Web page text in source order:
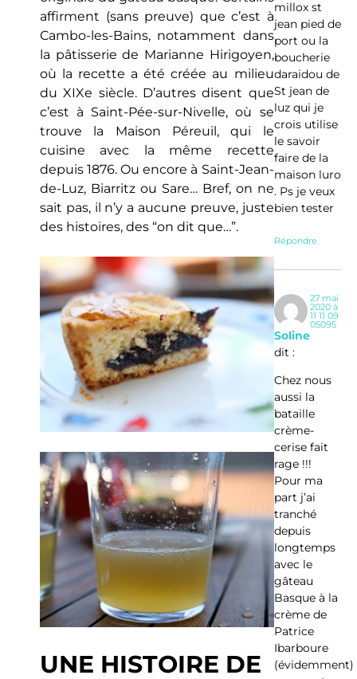
affirment (sans preuve) que c’est à
Cambo-les-Bains, notamment dans
la pâtisserie de Marianne Hirigoyen,
où la recette a été créée au milieu
du XIXe siècle. D’autres disent que
c’est à Saint-Pée-sur-Nivelle, où se
trouve la Maison Péreuil, qui le
cuisine avec la même recette
depuis 1876. Ou encore à Saint-Jean-
de-Luz, Biarritz ou Sare… Bref, on ne
sait pas, il n’y a aucune preuve, juste
des histoires, des “on dit que…”.
UNE HISTOIRE DE
millox st
jean pied de
port ou la
boucherie
daraidou de
St jean de
luz qui je
crois utilise
le savoir
faire de la
maison luro
. Ps je veux
bien tester
Répondre
Soline
dit :
27 mai
2020 à
11 11 09
05095
Chez nous
aussi la
bataille
crème-
cerise fait
rage !!!
Pour ma
part j’ai
tranché
depuis
longtemps
avec le
gâteau
Basque à la
crème de
Patrice
Ibarboure
(évidemment)